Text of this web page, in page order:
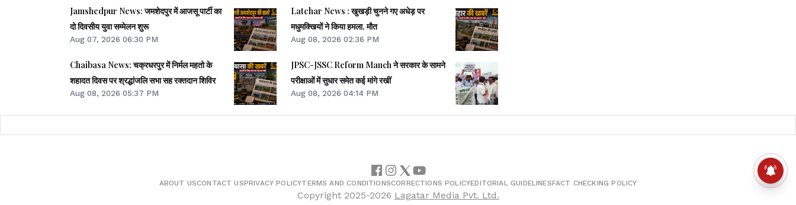
Jamshedpur News: जमशेदपुर में आजसू पार्टी का
दो दिवसीय युवा सम्मेलन शुरू
Aug 07, 2026 06:30 PM
Chaibasa News: चक्रधरपुर में निर्मल महतो के
शहादत दिवस पर श्रद्धांजलि सभा सह रक्तदान शिविर
Aug 08, 2026 05:37 PM
Latehar News : खुखड़ी चुनने गए अधेड़ पर
मधुमक्खियों ने किया हमला, मौत
Aug 08, 2026 02:36 PM
JPSC-JSSC Reform Manch ने सरकार के सामने
परीक्षाओं में सुधार समेत कई मांगे रखीं
Aug 08, 2026 04:14 PM
ABOUT USCONTACT USPRIVACY POLICYTERMS AND CONDITIONSCORRECTIONS POLICYEDITORIAL GUIDELINESFACT CHECKING POLICY
Copyright 2025-2026 Lagatar Media Pvt. Ltd.